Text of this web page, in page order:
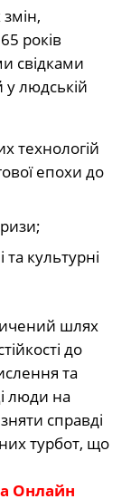
років
свідками
людській
технологій
епохи до
та культурні
шлях
до
та
люди на
справді
турбот, що
Онлайн